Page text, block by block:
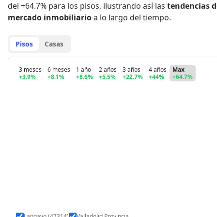
del +64.7% para los pisos, ilustrando así las tendencias
mercado inmobiliarioa lo largo del tiempo.
Pisos Casas
3 meses
+3.9%
6 meses
+8.1%
1 año
+8.6%
2 años
+5.5%
3 años
+22.7%
4 años
+44%
Max
+64.7%